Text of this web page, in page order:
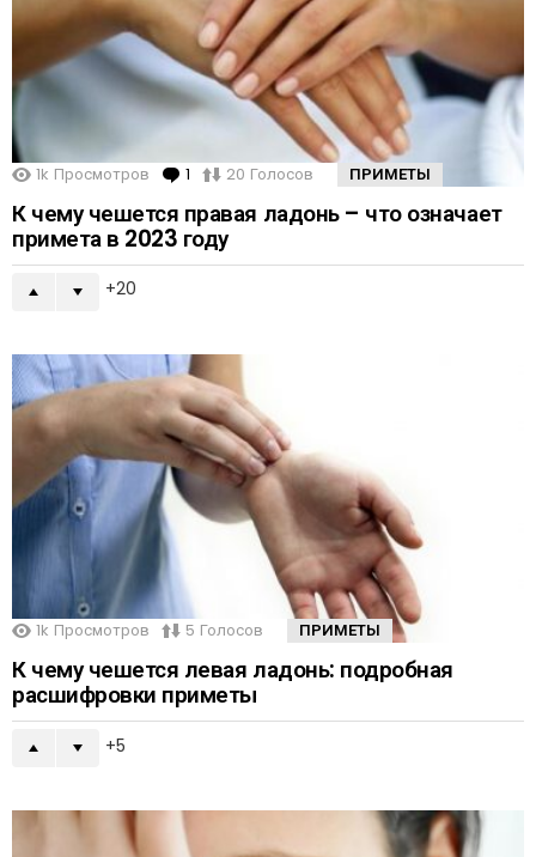
1k Просмотров 1 Comment
20 Голосов ПРИМЕТЫ
К чему чешется правая ладонь – что означает
примета в 2023 году
20
1k Просмотров 5 Голосов ПРИМЕТЫ
К чему чешется левая ладонь: подробная
расшифровки приметы
5